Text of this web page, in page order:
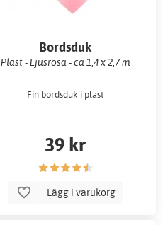
Bordsduk
Plast - Ljusrosa - ca 1,4 x 2,7 m
Fin bordsduk i plast
39 kr
Lägg i varukorg